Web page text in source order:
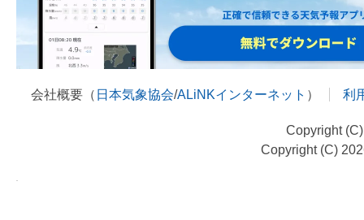
会社概要（ 日本気象協会/ALiNKインターネット ） 利
Copyright
Copyright (C)